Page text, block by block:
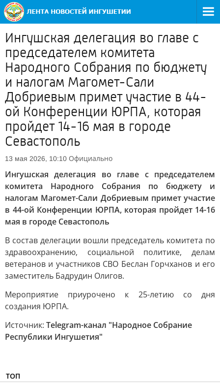
Ингушская делегация во главе с
председателем комитета
Народного Собрания по бюджету
и налогам Магомет-Сали
Добриевым примет участие в 44-
ой Конференции ЮРПА, которая
пройдет 14-16 мая в городе
Севастополь
13 мая 2026, 10:10 Официально
Ингушская делегация во главе с председателем
комитета Народного Собрания по бюджету и
налогам Магомет-Сали Добриевым примет участие
в 44-ой Конференции ЮРПА, которая пройдет 14-16
мая в городе Севастополь
В состав делегации вошли председатель комитета по
здравоохранению, социальной политике, делам
ветеранов и участников СВО Беслан Горчханов и его
заместитель Бадрудин Олигов.
Мероприятие приурочено к 25-летию со дня
создания ЮРПА.
Источник: Telegram-канал "Народное Собрание
Республики Ингушетия"
ТОП